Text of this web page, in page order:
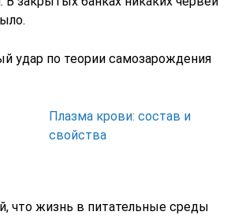
удар по теории самозарождения
Плазма крови: состав и
свойства
что жизнь в питательные среды